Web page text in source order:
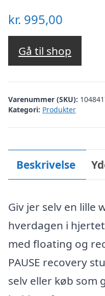
kr. 995,00
Gå til shop
Varenummer (SKU):
Kategori: Produkter
Beskrivelse
Giv jer selv en lille
hverdagen i
med floating og
PAUSE recovery
selv eller køb som